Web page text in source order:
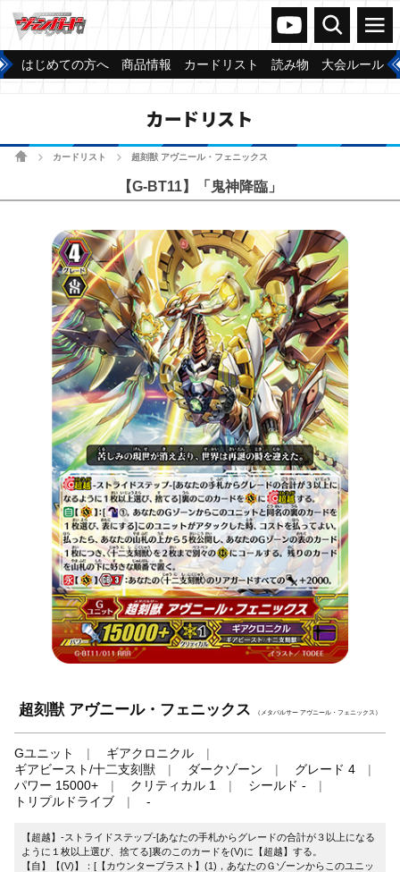
ヴァンガードch
検索 メニュー
はじめての方へ 商品情報 カードリスト 読み物 大会ルール
カードリスト
ホームカードリスト 超刻獣 アヴニール・フェニックス
【G-BT11】「鬼神降臨」
超刻獣 アヴニール・フェニックス （メタパルサー アヴニール・フェニックス）
Gユニット
ギアクロニクル
ギアビースト/十二支刻獣
ダークゾーン
グレード 4
パワー 15000+
クリティカル 1
シールド -
トリプルドライブ
-
【超越】-ストライドステップ-[あなたの手札からグレードの合計が３以上になる
ように１枚以上選び、捨てる]裏のこのカードを(V)に【超越】する。
【自】【(V)】：[【カウンターブラスト】(1)，あなたのＧゾーンからこのユニッ